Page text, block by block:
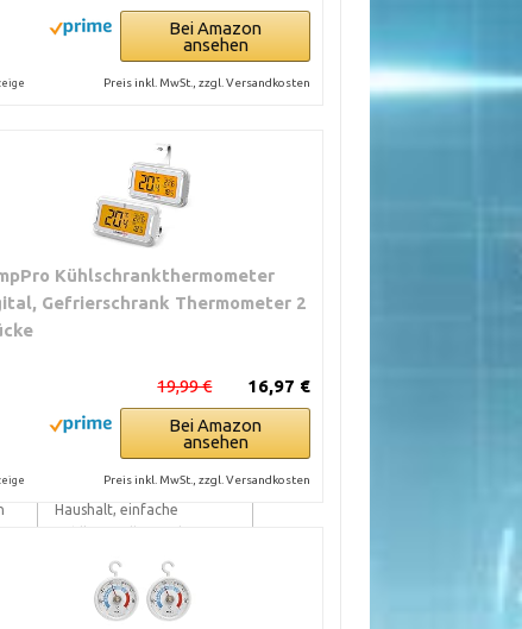
ÜBLICHE
EINSATZBEREICHE
Haushalt, einfache
Bei Amazon
ansehen
Preis inkl. MwSt., zzgl. Versandkosten
Kühlschrankthermometer
Gefrierschrank Thermometer 2
16,97 €
19,99 €
Bei Amazon
ansehen
Preis inkl. MwSt., zzgl. Versandkosten